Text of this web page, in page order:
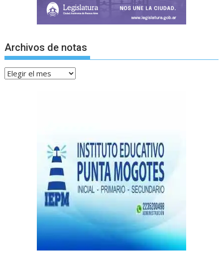
Archivos de notas
Archivos